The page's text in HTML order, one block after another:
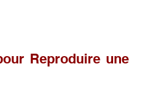
Reproduire une